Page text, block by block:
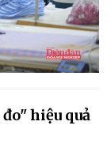
hiệu quả